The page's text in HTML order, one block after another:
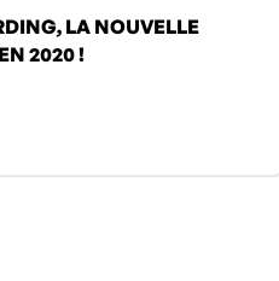
LA NOUVELLE
2020 !